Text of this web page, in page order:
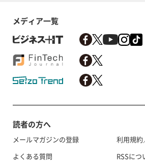
メディア一覧
読者の方へ
メールマガジンの登録
よくある質問
利用規
RSSにつ